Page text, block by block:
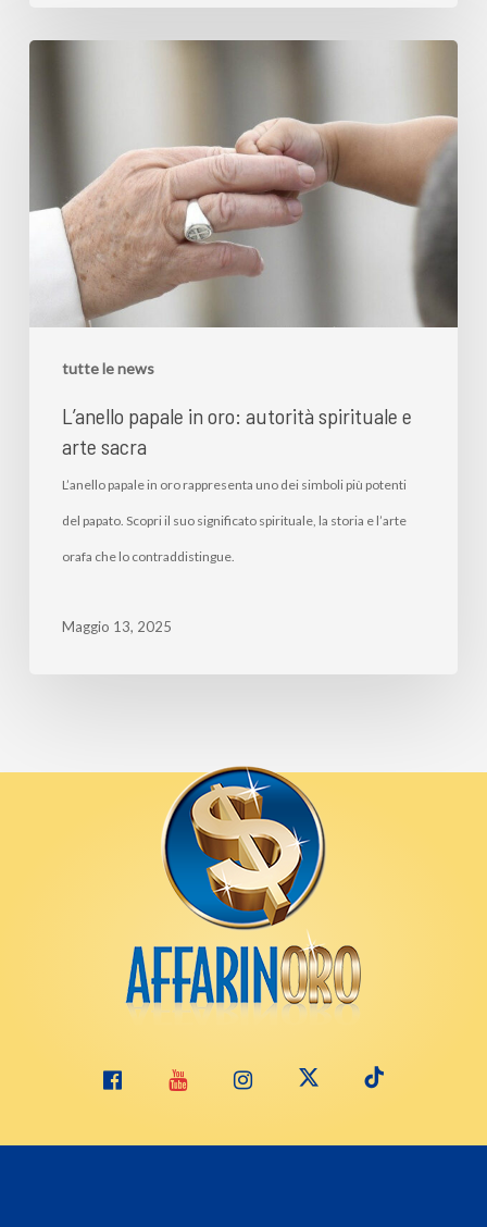
tutte le news
L’anello papale in oro: autorità spirituale e
arte sacra
L’anello papale in oro rappresenta uno dei simboli più potenti
del papato. Scopri il suo significato spirituale, la storia e l’arte
orafa che lo contraddistingue.
Maggio 13, 2025